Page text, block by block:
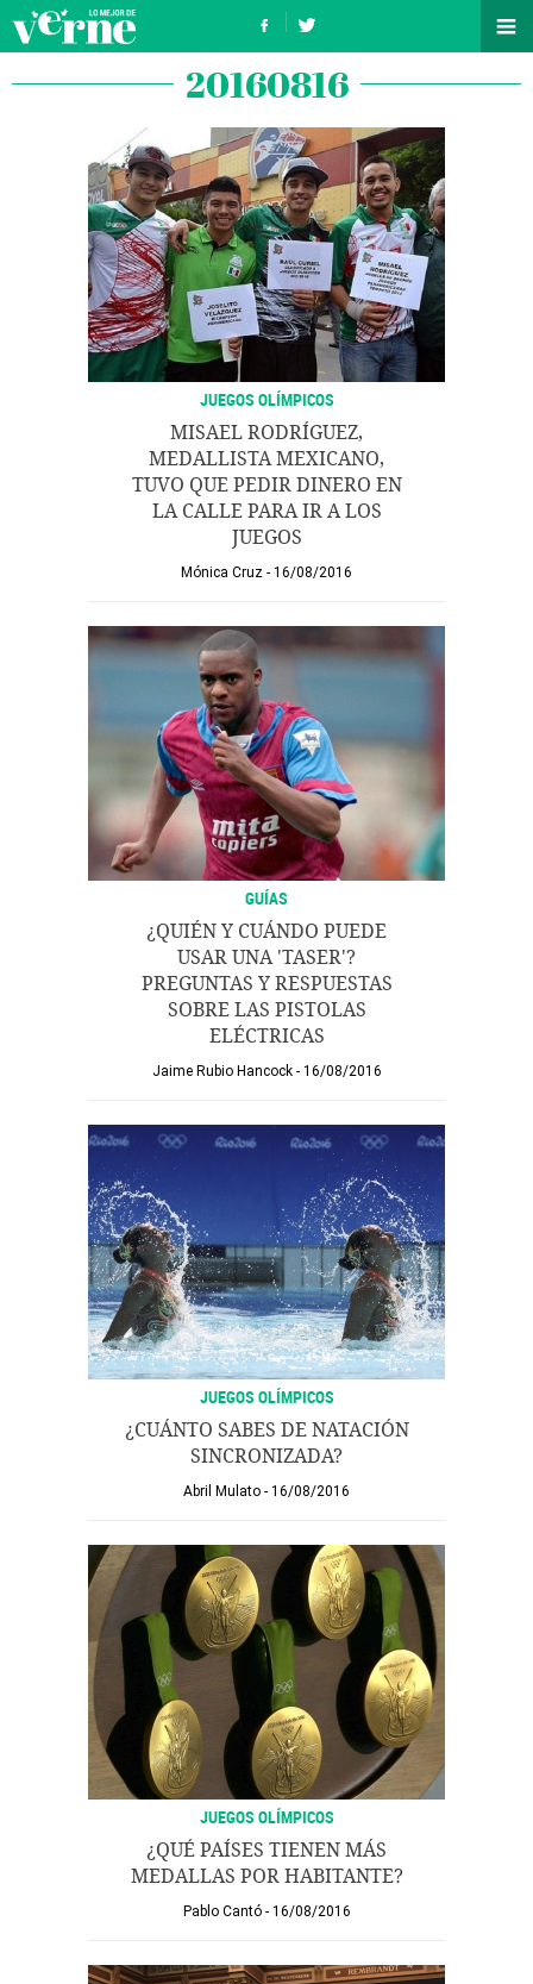
20160816
JUEGOS OLÍMPICOS
MISAEL RODRÍGUEZ,
MEDALLISTA MEXICANO,
TUVO QUE PEDIR DINERO EN
LA CALLE PARA IR A LOS
JUEGOS
Mónica Cruz 16/08/2016
GUÍAS
¿QUIÉN Y CUÁNDO PUEDE
USAR UNA 'TASER'?
PREGUNTAS Y RESPUESTAS
SOBRE LAS PISTOLAS
ELÉCTRICAS
Jaime Rubio Hancock 16/08/2016
JUEGOS OLÍMPICOS
¿CUÁNTO SABES DE NATACIÓN
SINCRONIZADA?
Abril Mulato 16/08/2016
JUEGOS OLÍMPICOS
¿QUÉ PAÍSES TIENEN MÁS
MEDALLAS POR HABITANTE?
Pablo Cantó 16/08/2016